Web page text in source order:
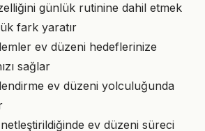
günlük rutinine dahil etmek
fark yaratır
ev düzeni hedeflerinize
sağlar
ev düzeni yolculuğunda
ev düzeni süreci